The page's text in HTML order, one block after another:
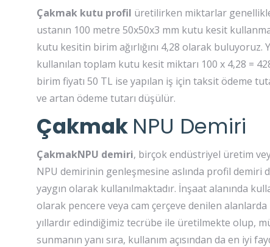
Çakmak kutu profil üretilirken miktarlar
ustanın 100 metre 50x50x3 mm kutu kesit
kutu kesitin birim ağırlığını 4,28 olarak buluyoruz.
kullanılan toplam kutu kesit miktarı 100 x 4,28 =
birim fiyatı 50 TL ise yapılan iş için taksit ödeme
ve artan ödeme tutarı düşülür.
Çakmak NPU Demiri
ÇakmakNPU demiri, birçok endüstriyel üretim
NPU demirinin genleşmesine aslında profil
yaygın olarak kullanılmaktadır. İnşaat alanında
olarak pencere veya cam çerçeve denilen
yıllardır edindiğimiz tecrübe ile üretilmekte olup,
sunmanın yanı sıra, kullanım açısından da en iyi